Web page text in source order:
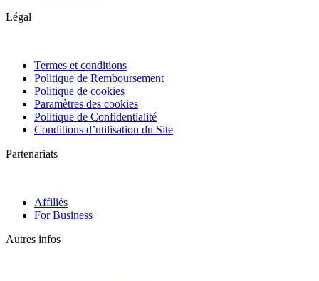
Légal
Termes et conditions
Politique de Remboursement
Politique de cookies
Paramètres des cookies
Politique de Confidentialité
Conditions d’utilisation du Site
Partenariats
Affiliés
For Business
Autres infos